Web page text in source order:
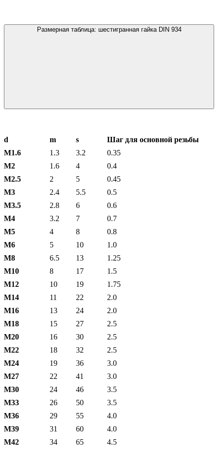
Размерная таблица: шестигранная гайка DIN 934
d m s
Шаг для основной резьбы
М1.6
1.3 3.2
0.35
М2
1.6 4
0.4
М2.5
2 5
0.45
М3
2.4 5.5
0.5
М3.5
2.8 6
0.6
М4
3.2 7
0.7
М5
4 8
0.8
М6
5 10
1.0
М8
6.5 13
1.25
М10
8 17
1.5
М12
10 19
1.75
М14
11 22
2.0
М16
13 24
2.0
М18
15 27
2.5
М20
16 30
2.5
М22
18 32
2.5
М24
19 36
3.0
М27
22 41
3.0
М30
24 46
3.5
М33
26 50
3.5
М36
29 55
4.0
М39
31 60
4.0
М42
34 65
4.5